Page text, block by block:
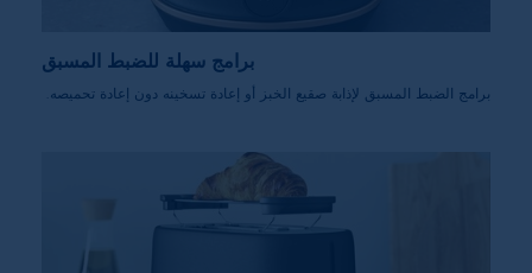
برامج سهلة للضبط المسبق
برامج الضبط المسبق لإذابة صقيع الخبز أو إعادة تسخينه دون إعادة تحميصه.